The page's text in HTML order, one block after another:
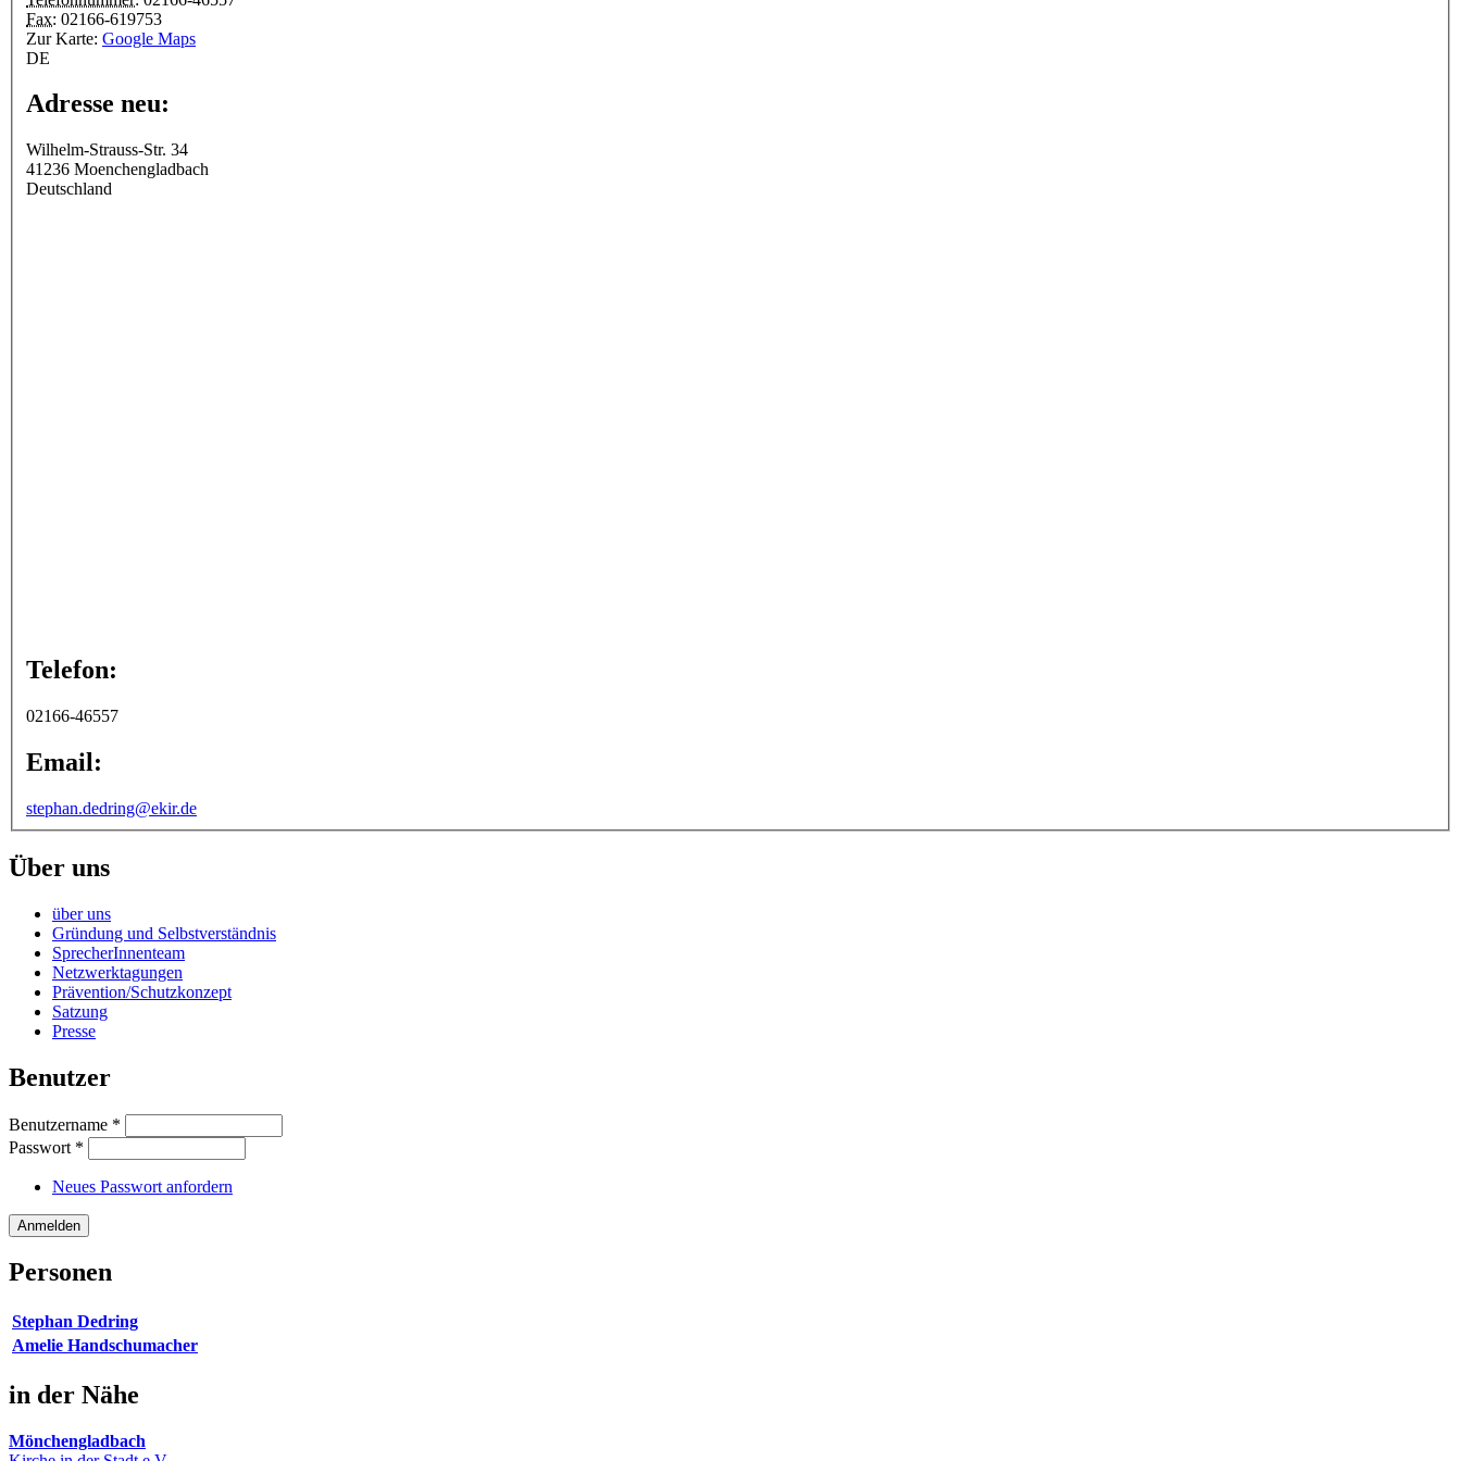
Fax: 02166-619753
Zur Karte: Google Maps
DE
Adresse neu:
Wilhelm-Strauss-Str. 34
41236 Moenchengladbach
Deutschland
Telefon:
02166-46557
Email:
stephan.dedring@ekir.de
Über uns
über uns
Gründung und Selbstverständnis
SprecherInnenteam
Netzwerktagungen
Prävention/Schutzkonzept
Satzung
Presse
Benutzer
Benutzername *
Passwort *
Neues Passwort anfordern
Personen
Stephan Dedring
Amelie Handschumacher
in der Nähe
Mönchengladbach